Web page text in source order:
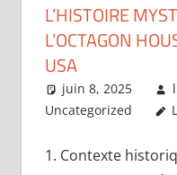
L’HISTOIRE
L’OCTAGON
USA
juin 8, 2025
Uncategorized
1. Contexte